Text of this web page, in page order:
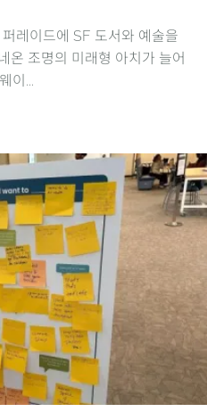
레이드에 SF 도서와 예술을
온 조명의 미래형 아치가 늘어
이...